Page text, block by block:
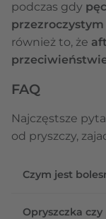
podczas gdy
przezroczystym
również to, że
FAQ
Najczęstsze
od pryszczy,
Czym jest
Opryszczka czy